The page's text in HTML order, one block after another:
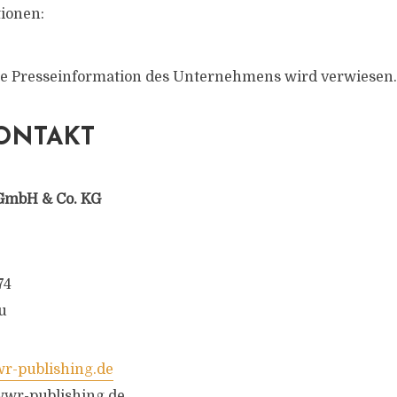
Presseinformation des Unternehmens wird verwiesen.
& Co. KG
publishing.de